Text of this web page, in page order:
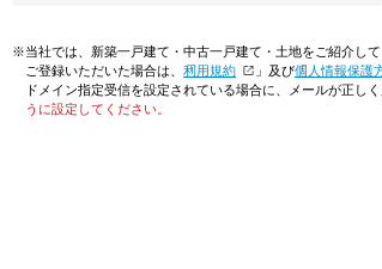
※当社では、新築一戸建て・中古一戸建て・土地をご紹介して
ご登録いただいた場合は、「利用規約 」及び「個人情報保護
ドメイン指定受信を設定されている場合に、メールが正し
うに設定してください。